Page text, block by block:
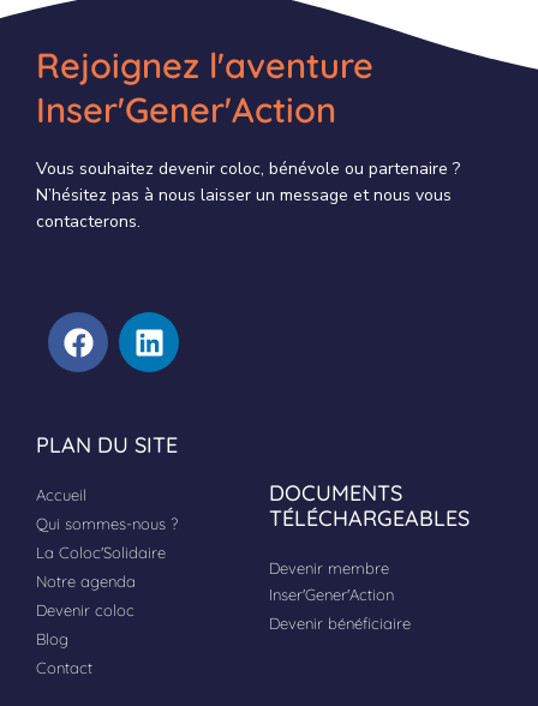
Rejoignez l'aventure
Inser'Gener'Action
Vous souhaitez devenir coloc, bénévole ou partenaire ?
N’hésitez pas à nous laisser un message et nous vous
contacterons.
F
a
c
b
o
k
L
i
n
e
n
PLAN DU SITE
Accueil
Qui sommes-nous ?
La Coloc'Solidaire
Notre agenda
Devenir coloc
Blog
Contact
DOCUMENTS
TÉLÉCHARGEABLES
Devenir membre
Inser'Gener'Action
Devenir bénéficiaire